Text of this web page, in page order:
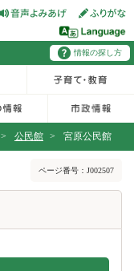
情報の探し方
> 公民館 > 宮原公民館
ページ番号：J002507